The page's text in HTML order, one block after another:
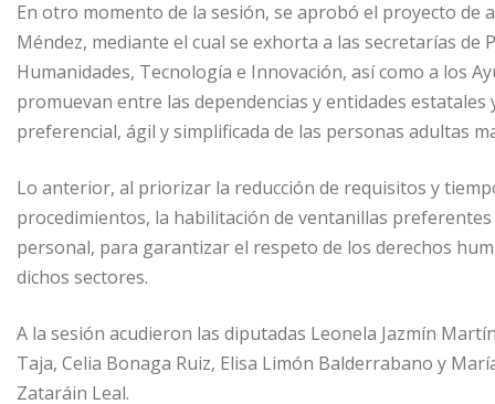
En otro momento de la sesión, se aprobó el proyecto de
Méndez, mediante el cual se exhorta a las secretarías de
Humanidades, Tecnología e Innovación, así como a los
promuevan entre las dependencias y entidades
preferencial, ágil y simplificada de las personas adultas
Lo anterior, al priorizar la reducción de requisitos y
procedimientos, la habilitación de ventanillas
personal, para garantizar el respeto de los derechos
dichos sectores.
A la sesión acudieron las diputadas Leonela Jazmín
Taja, Celia Bonaga Ruiz, Elisa Limón Balderrabano y
Zataráin Leal.